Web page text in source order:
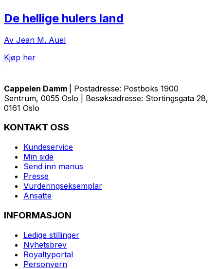
De hellige hulers land
Av Jean M. Auel
Kjøp her
Cappelen Damm
| Postadresse: Postboks 1900
Sentrum, 0055 Oslo | Besøksadresse: Stortingsgata 28,
0161 Oslo
KONTAKT OSS
Kundeservice
Min side
Send inn manus
Presse
Vurderingseksemplar
Ansatte
INFORMASJON
Ledige stillinger
Nyhetsbrev
Royaltyportal
Personvern